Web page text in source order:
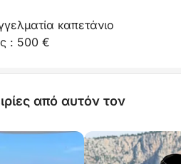
καπετάνιο
: 500 €
από αυτόν τον